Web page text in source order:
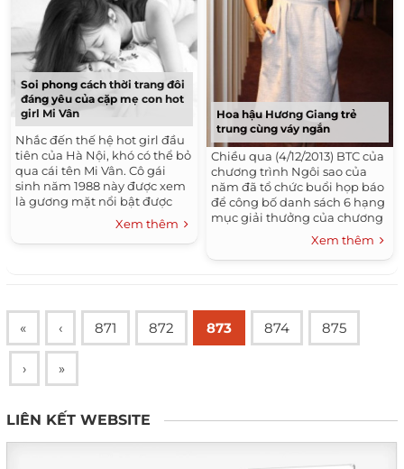
Soi phong cách thời trang đôi
đáng yêu của cặp mẹ con hot
girl Mi Vân
Nhắc đến thế hệ hot girl đầu
tiên của Hà Nội, khó có thể bỏ
qua cái tên Mi Vân. Cô gái
sinh năm 1988 này được xem
là gương mặt nổi bật được
nhiều teen yêu mến những
năm 2005-2006. Tuy nhiên,
sau...
Xem thêm
Hoa hậu Hương Giang trẻ
trung cùng váy ngắn
Chiều qua (4/12/2013) BTC của
chương trình Ngôi sao của
năm đã tổ chức buổi họp báo
để công bố danh sách 6 hạng
mục giải thưởng của chương
trình năm nay là: Mỹ nhân
của năm, Nhóc tỳ của năm,
Bà...
Xem thêm
« ‹ 871 872 873 874 875
› »
LIÊN KẾT WEBSITE